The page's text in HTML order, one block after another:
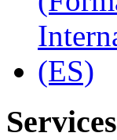
Services